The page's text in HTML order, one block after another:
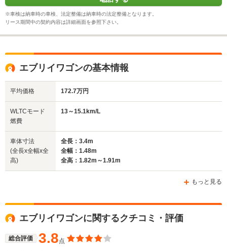
※車検は納車時の車検、法定整備は納車時の法定整備となります。
リース期間中の契約内容は詳細画面を参照下さい。
エブリイワゴンの基本情報
平均価格 172.7万円
WLTCモード
燃費
13～15.1km/L
車体寸法
(全長x全幅x全
高)
全長：3.4m
全幅：1.48m
全高：1.82m～1.91m
もっと見る
エブリイワゴンに関するクチコミ・評価
総合評価 3.8点